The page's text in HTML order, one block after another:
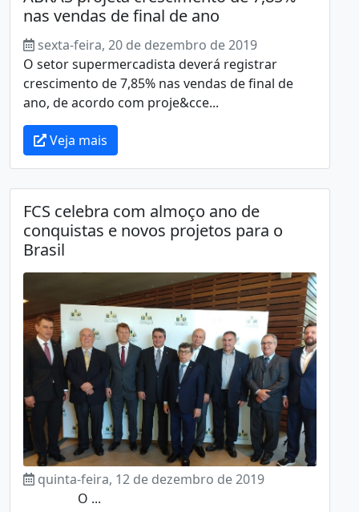
nas vendas de final de ano
sexta-feira, 20 de dezembro de 2019
O setor supermercadista deverá registrar
crescimento de 7,85% nas vendas de final de
ano, de acordo com proje&cce...
Veja mais
FCS celebra com almoço ano de
conquistas e novos projetos para o
Brasil
quinta-feira, 12 de dezembro de 2019
O ...